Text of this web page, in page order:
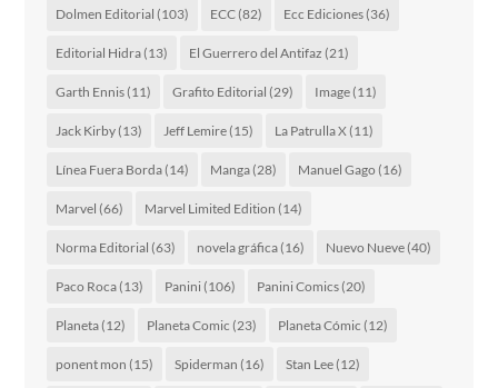
Dolmen Editorial (103) ECC(82) Ecc Ediciones(36)
Editorial Hidra(13) El Guerrero del Antifaz (21)
Garth Ennis(11) Grafito Editorial (29) Image(11)
Jack Kirby(13) Jeff Lemire(15) La Patrulla X(11)
Línea Fuera Borda(14) Manga(28) Manuel Gago (16)
Marvel (66) Marvel Limited Edition (14)
Norma Editorial (63) novela gráfica(16) Nuevo Nueve(40)
Paco Roca(13) Panini(106) Panini Comics(20)
Planeta(12) Planeta Comic (23) Planeta Cómic (12)
ponent mon (15) Spiderman (16) Stan Lee(12)